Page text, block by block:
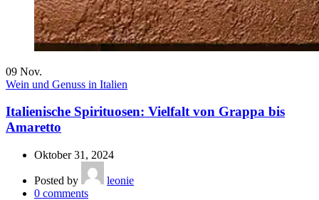
09 Nov.
Wein und Genuss in Italien
Italienische Spirituosen: Vielfalt von Grappa bis
Amaretto
Oktober 31, 2024
Posted by
leonie
0 comments